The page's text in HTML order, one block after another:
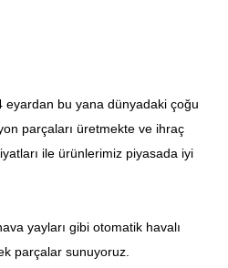
eyardan bu yana dünyadaki çoğu
parçaları üretmekte ve ihraç
ile ürünlerimiz piyasada iyi
yayları gibi otomatik havalı
parçalar sunuyoruz.